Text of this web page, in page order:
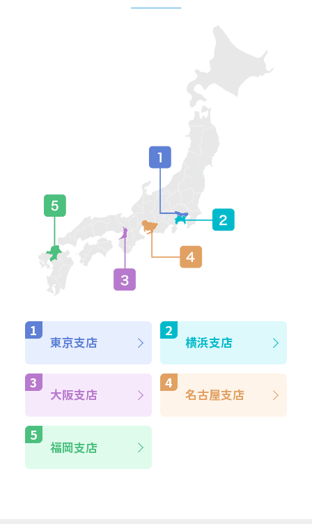
東京支店 横浜支店
大阪支店 名古屋支店
福岡支店